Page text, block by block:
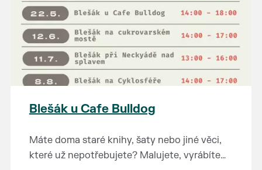
Blešák u Cafe Bulldog
Máte doma staré knihy, šaty nebo jiné věci,
které už nepotřebujete? Malujete, vyrábíte